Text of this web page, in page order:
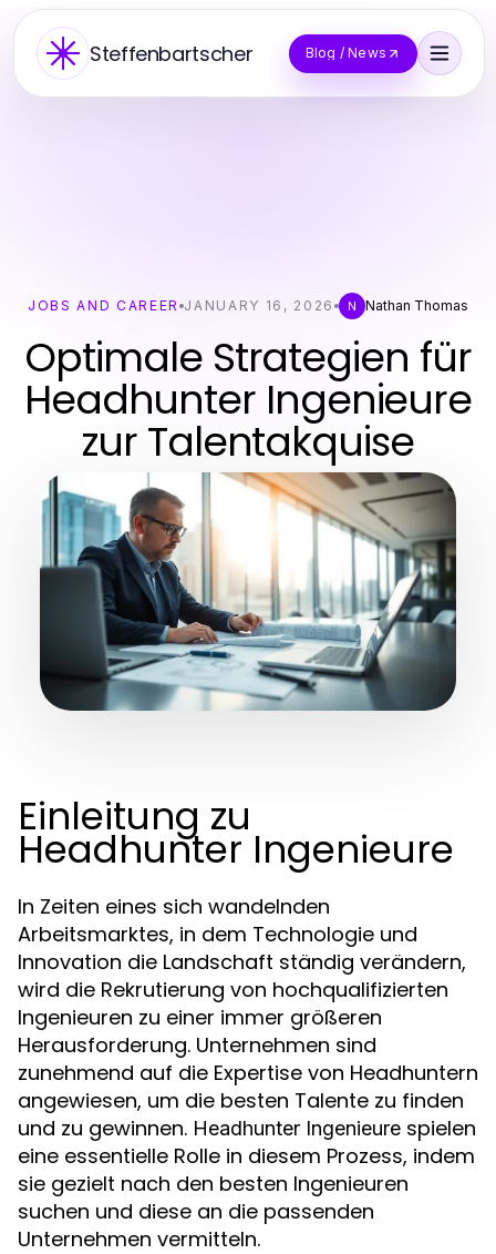
Steffenbartscher Blog / News
JOBS AND CAREER JANUARY 16, 2026 N Nathan Thomas
Optimale Strategien für
Headhunter Ingenieure
zur Talentakquise
Einleitung zu
Headhunter Ingenieure
In Zeiten eines sich wandelnden
Arbeitsmarktes, in dem Technologie und
Innovation die Landschaft ständig verändern,
wird die Rekrutierung von hochqualifizierten
Ingenieuren zu einer immer größeren
Herausforderung. Unternehmen sind
zunehmend auf die Expertise von Headhuntern
angewiesen, um die besten Talente zu finden
und zu gewinnen. Headhunter Ingenieure spielen
eine essentielle Rolle in diesem Prozess, indem
sie gezielt nach den besten Ingenieuren
suchen und diese an die passenden
Unternehmen vermitteln.